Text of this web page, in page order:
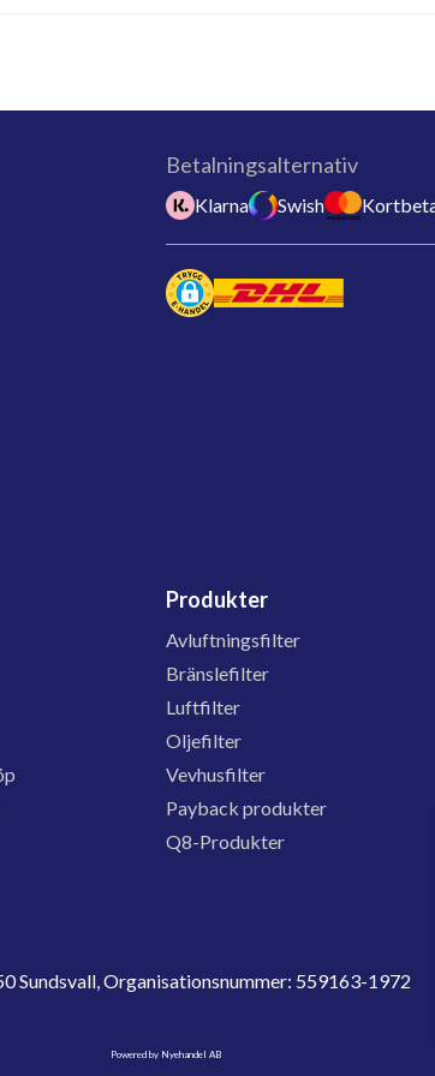
Betalningsalternativ
Klarna Swish
Produkter
Avluftningsfilter
Bränslefilter
Luftfilter
Oljefilter
Vevhusfilter
Payback produkter
Q8-Produkter
Sundsvall, Organisationsnummer: 559163-1972
Powered by Nyehandel AB